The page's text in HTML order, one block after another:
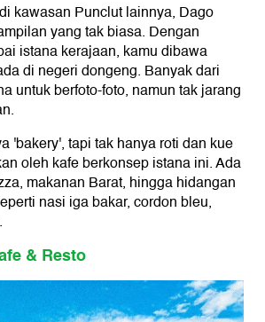
kawasan Punclut lainnya, Dago
yang tak biasa. Dengan
istana kerajaan, kamu dibawa
di negeri dongeng. Banyak dari
untuk berfoto-foto, namun tak jarang
'bakery', tapi tak hanya roti dan kue
oleh kafe berkonsep istana ini. Ada
makanan Barat, hingga hidangan
nasi iga bakar, cordon bleu,
& Resto